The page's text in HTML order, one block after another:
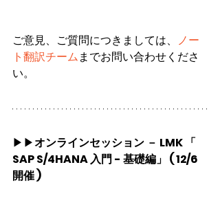
ご意見、ご質問につきましては、 ノー
ト翻訳チームまでお問い合わせくださ
い。
▶▶オンラインセッション － LMK 「
SAP S/4HANA 入門 - 基礎編」 ( 12/6
開催 )